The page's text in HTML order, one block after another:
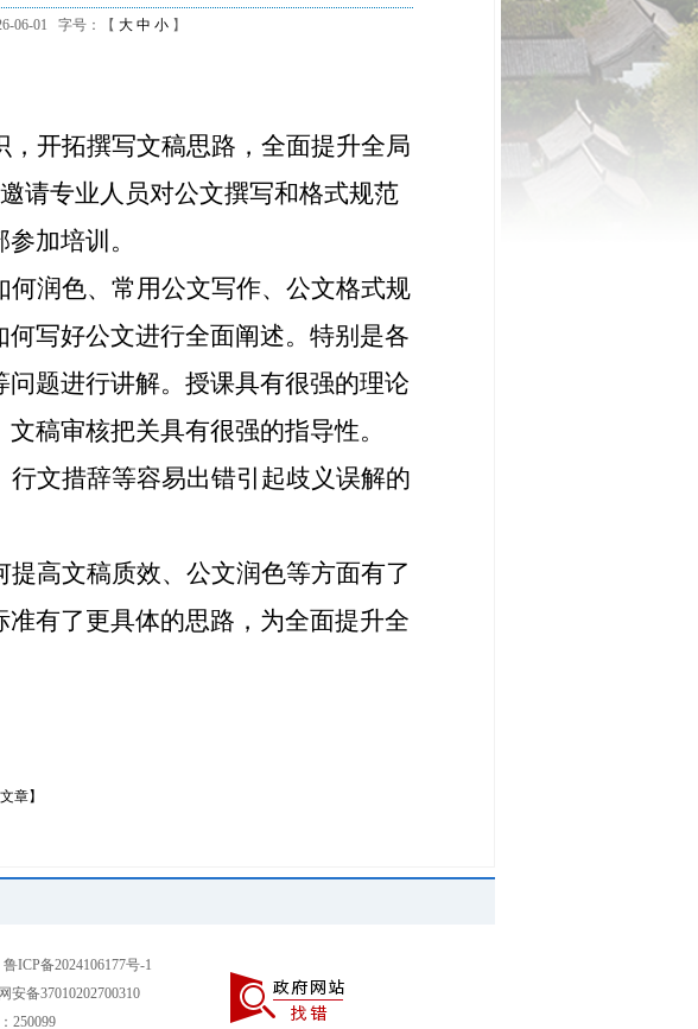
06-01 字号：【 大 中 小 】
开拓撰写文稿思路，全面提升全局
请专业人员对公文撰写和格式规范
加培训。
润色、常用公文写作、公文格式规
写好公文进行全面阐述。特别是各
题进行讲解。授课具有很强的理论
稿审核把关具有很强的指导性。
文措辞等容易出错引起歧义误解的
高文稿质效、公文润色等方面有了
有了更具体的思路，为全面提升全
章】
鲁ICP备2024106177号-1
安备37010202700310
250099